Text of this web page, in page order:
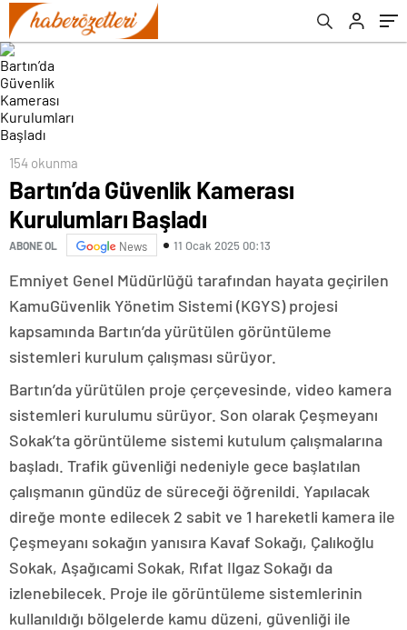
154 okunma
Bartın’da Güvenlik Kamerası
Kurulumları Başladı
ABONE OL News 11 Ocak 2025 00:13
Emniyet Genel Müdürlüğü tarafından hayata geçirilen
KamuGüvenlik Yönetim Sistemi (KGYS) projesi
kapsamında Bartın’da yürütülen görüntüleme
sistemleri kurulum çalışması sürüyor.
Bartın’da yürütülen proje çerçevesinde, video kamera
sistemleri kurulumu sürüyor. Son olarak Çeşmeyanı
Sokak’ta görüntüleme sistemi kutulum çalışmalarına
başladı. Trafik güvenliği nedeniyle gece başlatılan
çalışmanın gündüz de süreceği öğrenildi. Yapılacak
direğe monte edilecek 2 sabit ve 1 hareketli kamera ile
Çeşmeyanı sokağın yanısıra Kavaf Sokağı, Çalıkoğlu
Sokak, Aşağıcami Sokak, Rıfat Ilgaz Sokağı da
izlenebilecek. Proje ile görüntüleme sistemlerinin
kullanıldığı bölgelerde kamu düzeni, güvenliği ile